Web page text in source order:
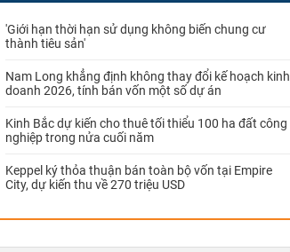
'Giới hạn thời hạn sử dụng không biến chung cư
thành tiêu sản'
Nam Long khẳng định không thay đổi kế hoạch kinh
doanh 2026, tính bán vốn một số dự án
Kinh Bắc dự kiến cho thuê tối thiểu 100 ha đất công
nghiệp trong nửa cuối năm
Keppel ký thỏa thuận bán toàn bộ vốn tại Empire
City, dự kiến thu về 270 triệu USD